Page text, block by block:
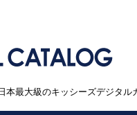
本最大級のキッシーズデジタル